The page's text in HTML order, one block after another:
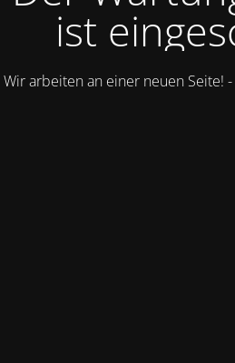
ist
Wir arbeiten an einer neuen Seite! -